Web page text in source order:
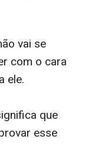
vai se
com o cara
ele.
que
esse